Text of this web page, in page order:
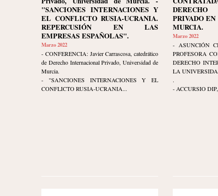
"SANCIONES INTERNACIONES Y
EL CONFLICTO RUSIA-UCRANIA.
REPERCUSIÓN EN LAS
EMPRESAS ESPAÑOLAS".
Marzo 2022
- CONFERENCIA: Javier Carrascosa, catedrático
de Derecho Internacional Privado, Universidad de
Murcia.
- "SANCIONES INTERNACIONES Y EL
CONFLICTO RUSIA-UCRANIA...
PRIVADO
MURCIA.
Marzo 2022
- ASUNCIÓN
PROFESORA
DERECHO
LA
.
- ACCURSIO